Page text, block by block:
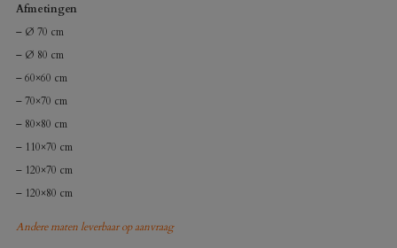
Afmetingen
– Ø 70 cm
– Ø 80 cm
– 60×60 cm
– 70×70 cm
– 80×80 cm
– 110×70 cm
– 120×70 cm
– 120×80 cm
Andere maten leverbaar op aanvraag